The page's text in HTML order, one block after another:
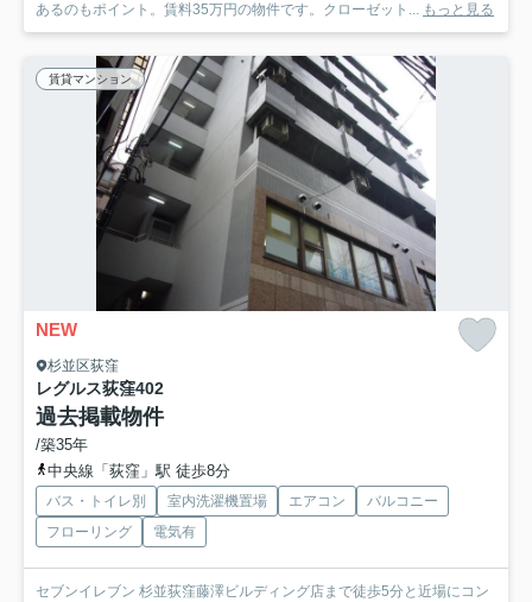
あるのもポイント。賃料35万円の物件です。クローゼット... もっと見る
賃貸マンション
NEW
杉並区荻窪
レグルス荻窪402
過去掲載物件
/築35年
中央線「荻窪」駅 徒歩8分
バス・トイレ別 室内洗濯機置場 エアコン
バルコニー
フローリング
電気有
セブンイレブン 杉並荻窪藤澤ビルディング店まで徒歩5分と近場にコン